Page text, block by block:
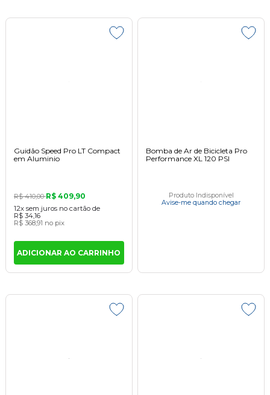
Guidão Speed Pro LT Compact
em Aluminio
R$ 410,00R$ 409,90
12x sem juros no cartãode
R$ 34,16
R$ 368,91 no pix
ADICIONAR AO CARRINHO
Bomba de Ar de Bicicleta Pro
Performance XL 120 PSI
Produto Indisponível
Avise-me quando chegar